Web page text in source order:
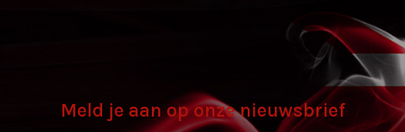
Meld je aan op onze nieuwsbrief